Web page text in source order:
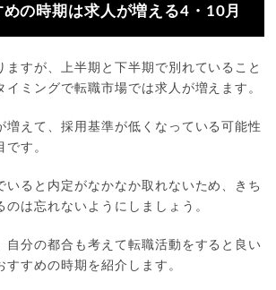
の時期は求人が増える4・10月
ますが、上半期と下半期で別れていること
イミングで転職市場では求人が増えます。
増えて、採用基準が低くなっている可能性
す。
いると内定がなかなか取れないため、きち
のは忘れないようにしましょう。
自分の都合も考えて転職活動をすると良い
すすめの時期を紹介します。